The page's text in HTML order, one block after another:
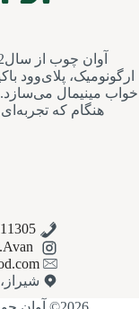
ارگونومیک، پلای‌وود
خواب مینیمال
هنگام که
شیراز،